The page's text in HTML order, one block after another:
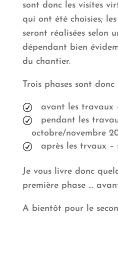
sont donc les visites
qui ont été choisies;
seront réalisées selon
dépendant bien
du chantier.
Trois phases sont donc
avant les travaux
pendant les
octobre/novembre
après les trvaux –
Je vous livre donc
première phase …
A bientôt pour le